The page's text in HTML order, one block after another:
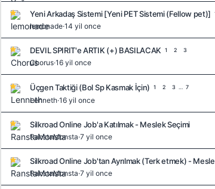
Yeni Arkadaş Sistemi [Yeni PET Sistemi (Fellow pet)]
lemonade·14 yil once
DEVIL SPIRIT'e ARTIK (+) BASILACAK 1 2 3
Chorus·16 yil once
Üçgen Taktiği (Bol Sp Kasmak İçin) 1 2 3 7
Lenneth·16 yil once
Silkroad Online Job'a Katılmak - Meslek Seçimi
RanstaMonsta·7 yil once
Silkroad Online Job'tan Ayrılmak (Terk etmek) -
RanstaMonsta·7 yil once